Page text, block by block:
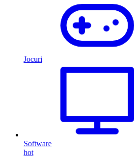
Jocuri
Software
hot